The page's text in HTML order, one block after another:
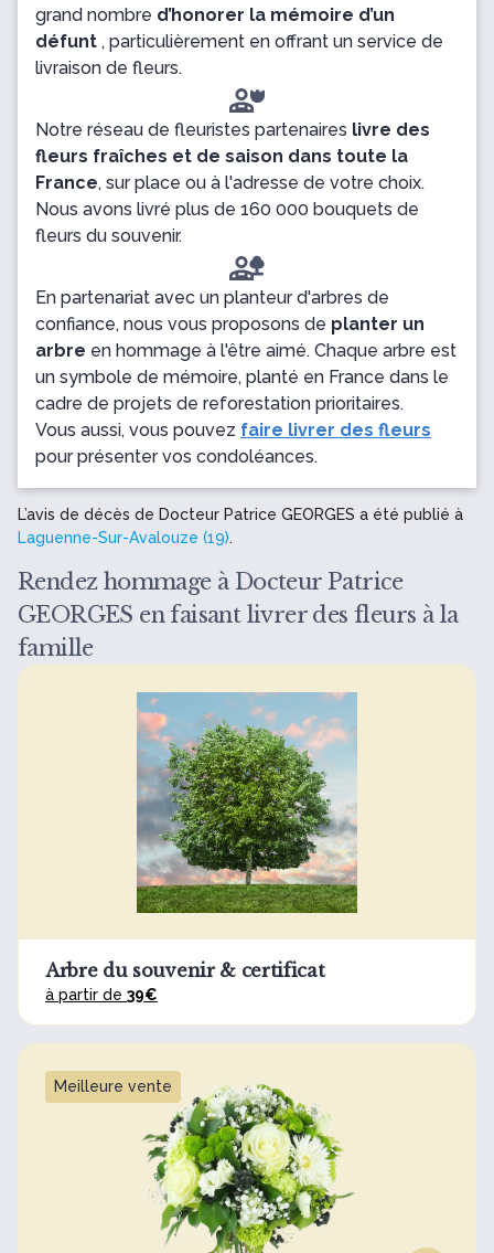
grand nombre d’honorer la mémoire d’un
défunt , particulièrement en offrant un service de
livraison de fleurs.
Notre réseau de fleuristes partenaires livre des
fleurs fraîches et de saison dans toute la
France, sur place ou à l'adresse de votre choix.
Nous avons livré plus de 160 000 bouquets de
fleurs du souvenir.
En partenariat avec un planteur d'arbres de
confiance, nous vous proposons de planter un
arbre en hommage à l'être aimé. Chaque arbre est
un symbole de mémoire, planté en France dans le
cadre de projets de reforestation prioritaires.
Vous aussi, vous pouvez faire livrer des fleurs
pour présenter vos condoléances.
L’avis de décès de Docteur Patrice GEORGES a été publié à
Laguenne-Sur-Avalouze (19).
Rendez hommage à Docteur Patrice
GEORGES en faisant livrer des fleurs à la
famille
Arbre du souvenir & certificat
à partir de 39€
Meilleure vente